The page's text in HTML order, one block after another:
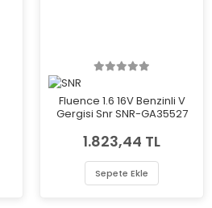
Fluence 1.6 16V Benzinli V
Gergisi Snr SNR-GA35527
1.823,44 TL
Sepete Ekle